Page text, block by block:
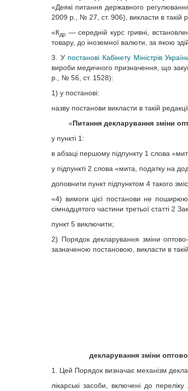
«Деякі питання державного
2009 р., № 27, ст. 906), викласти в такій
«Кдр — середній курс гривні,
товару, до іноземної валюти, за якою
3. У постанові Кабінету Міністрів
вироби медичного призначення, що
р., № 56, ст. 1528):
1) у постанові:
назву постанови викласти в такій
«Питання декларування зміни
у пункті 1:
в абзаці першому підпункту 1 слова
у підпункті 2 слова «мита, податку на
доповнити пункт підпунктом 4 такого
«4) вимоги цієї постанови не
сімнадцятого частини третьої статті 2
пункт 5 виключити;
2) Порядок декларування зміни
зазначеною постановою, викласти в такій
декларування зміни
1. Цей Порядок визначає механізм
лікарські засоби, включені до